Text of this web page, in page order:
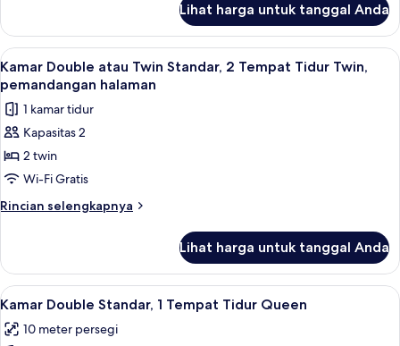
pemandangan
halaman
Kamar
Quadruple
Standar,
Beberapa
Tempat
Tidur,
pemandangan
halaman
Lihat harga untuk tanggal Anda
Lihat
semua
foto
untuk
Kamar
Double
atau
Twin
Tempat
Tidur
Twin,
pemandangan
Kamar Double atau Twin Standar, 2
4
Kamar Double atau Twin Standar, 2 Tempat Tidur Twin,
pemandangan halaman
1 kamar tidur
Kapasitas 2
2 twin
Wi-Fi Gratis
Rincian selengkapnya
Rincian
Kamar
Double
atau
Standar,
Lihat harga untuk tanggal Anda
Lihat
semua
foto
Tempat tidur lipat/tambahan, Wi-Fi
4
Kamar Double Standar, 1 Tempat Tidur Queen
10 meter persegi